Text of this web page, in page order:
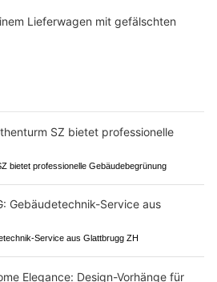
Lieferwagen mit gefälschten
bietet professionelle Gebäudebegrünung
Service aus Glattbrugg ZH